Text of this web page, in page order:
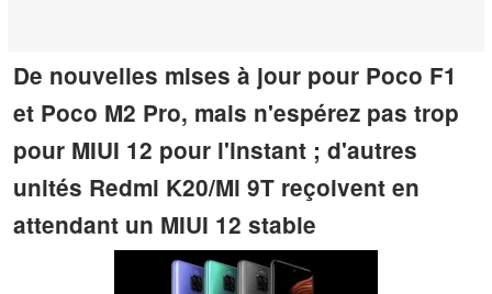
De nouvelles mises à jour pour Poco F1
et Poco M2 Pro, mais n'espérez pas trop
pour MIUI 12 pour l'instant ; d'autres
unités Redmi K20/Mi 9T reçoivent en
attendant un MIUI 12 stable